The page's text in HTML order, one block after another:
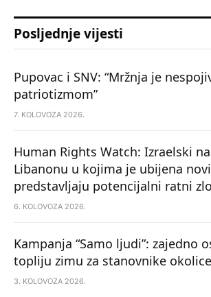
Posljednje vijesti
Pupovac i SNV: “Mržnja je
patriotizmom”
7. KOLOVOZA 2026.
Human Rights Watch: Izraelski
Libanonu u kojima je ubijena
predstavljaju potencijalni ratni
6. KOLOVOZA 2026.
Kampanja “Samo ljudi”: zajedno
topliju zimu za stanovnike
3. KOLOVOZA 2026.